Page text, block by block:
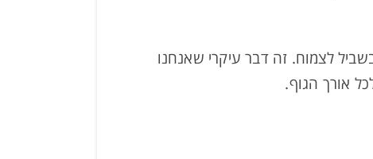
לצמוח. זה דבר עיקרי שאנחנו
אורך הגוף.